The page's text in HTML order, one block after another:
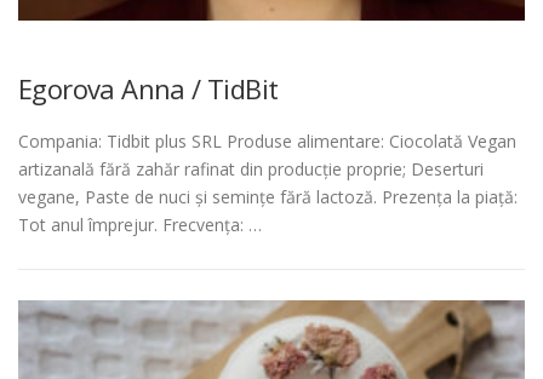
Egorova Anna / TidBit
Compania: Tidbit plus SRL Produse alimentare: Ciocolată Vegan
artizanală fără zahăr rafinat din producție proprie; Deserturi
vegane, Paste de nuci și semințe fără lactoză. Prezența la piață:
Tot anul împrejur. Frecvența: …